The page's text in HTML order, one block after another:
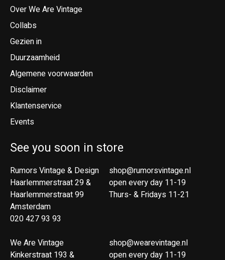
Over We Are Vintage
Collabs
Gezien in
Duurzaamheid
Algemene voorwaarden
Disclaimer
Klantenservice
Events
See you soon in store
Rumors Vintage & Design
Haarlemmerstraat 29 &
Haarlemmerstraat 99
Amsterdam
020 427 93 93
We Are Vintage
Kinkerstraat 193 &
shop@rumorsvintage.nl
open every day 11-19
Thurs- & Fridays 11-21
shop@wearevintage.nl
open every day 11-19